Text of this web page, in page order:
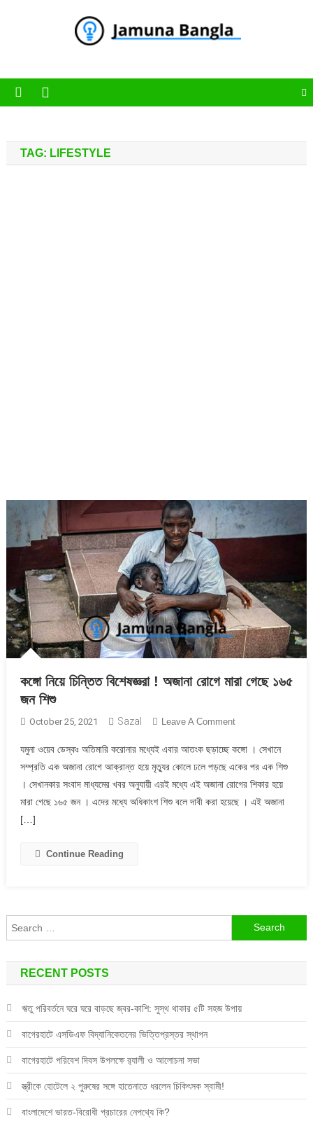
TAG: LIFESTYLE
কঙ্গো নিয়ে চিন্তিত বিশেষজ্ঞরা ! অজানা রোগে মারা গেছে ১৬৫
জন শিশু
October 25, 2021 Sazal Leave A CommentOn
নিয়ে
চিন্তিত
বিশেষজ্ঞরা
!
শিশু
যমুনা ওয়েব ডেস্কঃ অতিমারি করোনার মধ্যেই এবার আতংক ছড়াচ্ছে কঙ্গো । সেখানে
সম্প্রতি এক অজানা রোগে আক্রান্ত হয়ে মৃত্যুর কোলে ঢলে পড়ছে একের পর এক শিশু
। সেখানকার সংবাদ মাধ্যমের খবর অনুযায়ী এরই মধ্যে এই অজানা রোগের শিকার হয়ে
মারা গেছে ১৬৫ জন । এদের মধ্যে অধিকাংশ শিশু বলে দাবী করা হয়েছে । এই অজানা
[…]
Continue Reading
Search
for:
RECENT POSTS
ঋতু পরিবর্তনে ঘরে ঘরে বাড়ছে জ্বর-কাশি: সুস্থ থাকার ৫টি সহজ উপায়
বাগেরহাটে এসডিএফ বিদ্যানিকেতনের ভিত্তিপ্রস্তর স্থাপন
বাগেরহাটে পরিবেশ দিবস উপলক্ষে র‌্যালী ও আলোচনা সভা
স্ত্রীকে হোটেলে ২ পুরুষের সঙ্গে হাতেনাতে ধরলেন চিকিৎসক স্বামী!
বাংলাদেশে ভারত-বিরোধী প্রচারের নেপথ্যে কি?